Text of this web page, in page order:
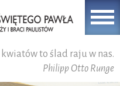
kwiatów to ślad raju w nas.
Philipp Otto Runge